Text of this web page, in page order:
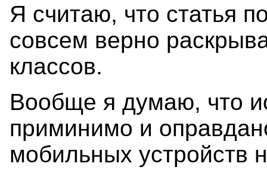
Я считаю, что статья
совсем верно
классов.
Вообще я думаю, что
приминимо и
мобильных устройств